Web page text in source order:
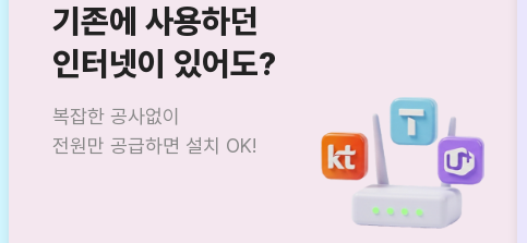
기존에 사용하던
인터넷이 있어도?
복잡한 공사없이
전원만 공급하면 설치 OK!